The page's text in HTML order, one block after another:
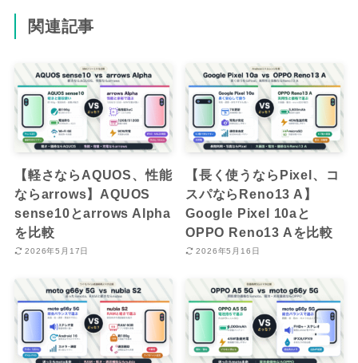
関連記事
【軽さならAQUOS、性能
ならarrows】AQUOS
sense10とarrows Alpha
を比較
2026年5月17日
【長く使うならPixel、コ
スパならReno13 A】
Google Pixel 10aと
OPPO Reno13 Aを比較
2026年5月16日